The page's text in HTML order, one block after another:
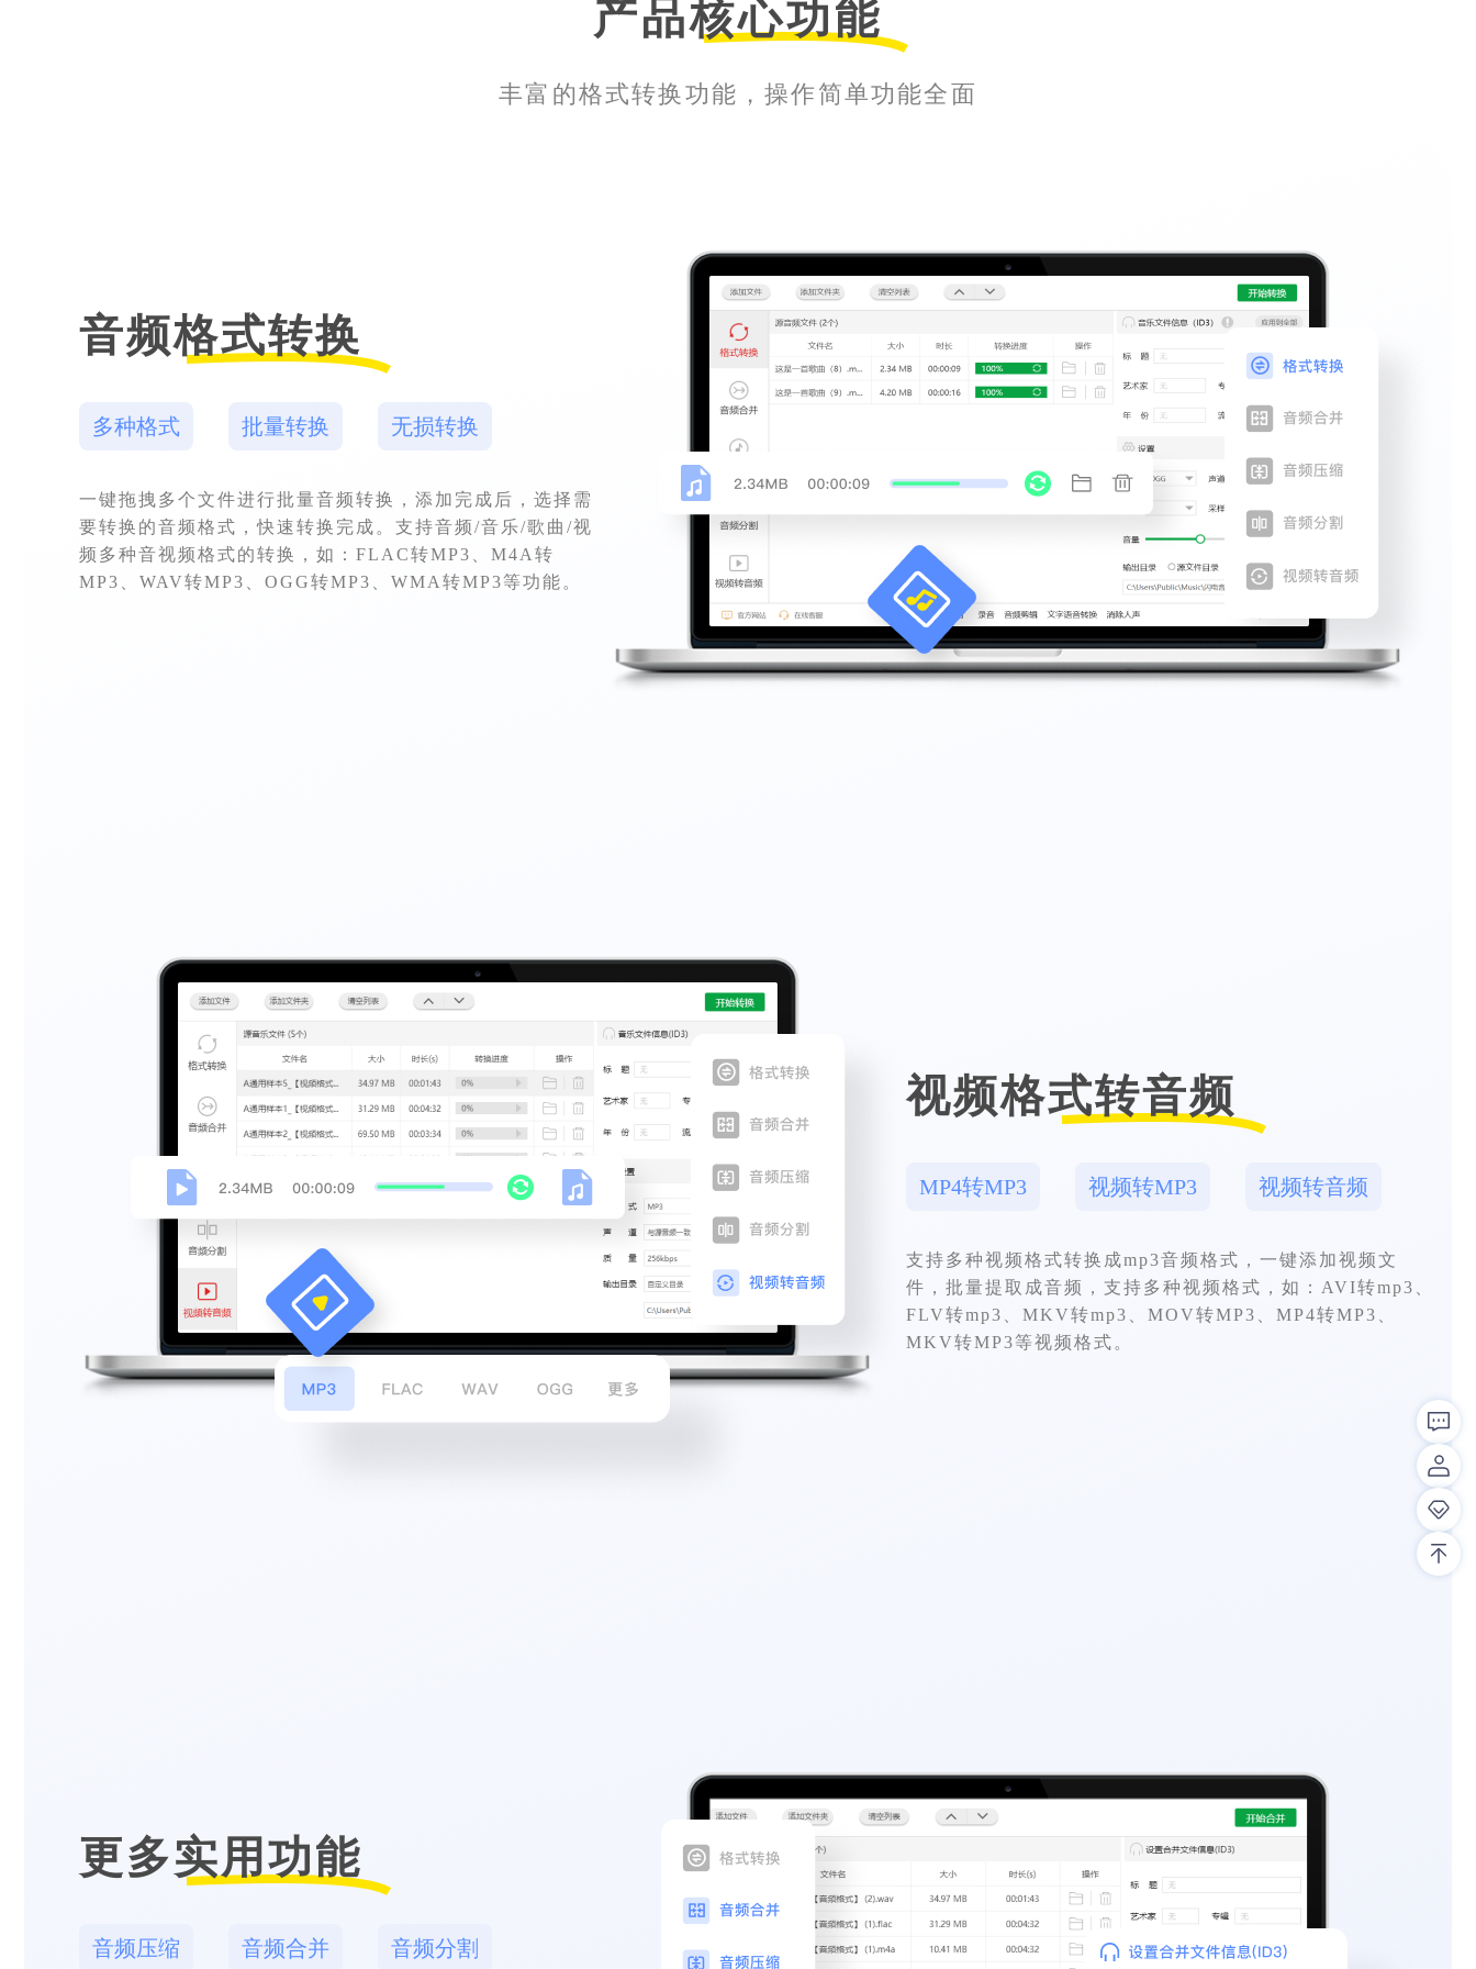
产品核心功能
丰富的格式转换功能，操作简单功能全面
音频格式转换
多种格式 批量转换 无损转换
一键拖拽多个文件进行批量音频转换，添加完成后，选择需
要转换的音频格式，快速转换完成。支持音频/音乐/歌曲/视
频多种音视频格式的转换，如：FLAC转MP3、M4A转
MP3、WAV转MP3、OGG转MP3、WMA转MP3等功能。
视频格式转音频
MP4转MP3 视频转MP3 视频转音频
支持多种视频格式转换成mp3音频格式，一键添加视频文
件，批量提取成音频，支持多种视频格式，如：AVI转mp3、
FLV转mp3、MKV转mp3、MOV转MP3、MP4转MP3、
MKV转MP3等视频格式。
更多实用功能
音频压缩 音频合并 音频分割